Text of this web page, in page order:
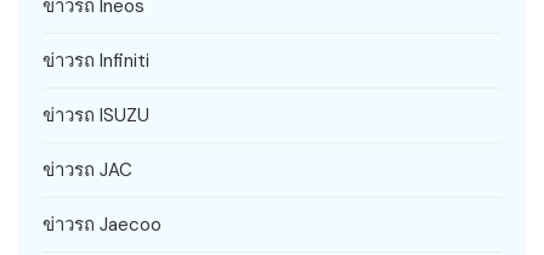
ข่าวรถ Ineos
ข่าวรถ Infiniti
ข่าวรถ ISUZU
ข่าวรถ JAC
ข่าวรถ Jaecoo